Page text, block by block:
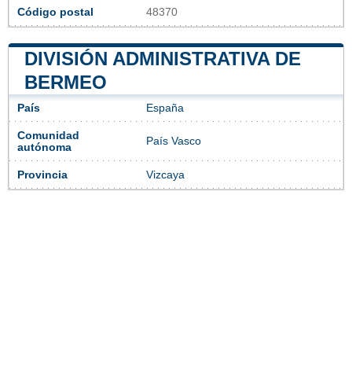
Código postal 48370
DIVISIÓN ADMINISTRATIVA DE
BERMEO
País España
Comunidad
autónoma
País Vasco
Provincia Vizcaya